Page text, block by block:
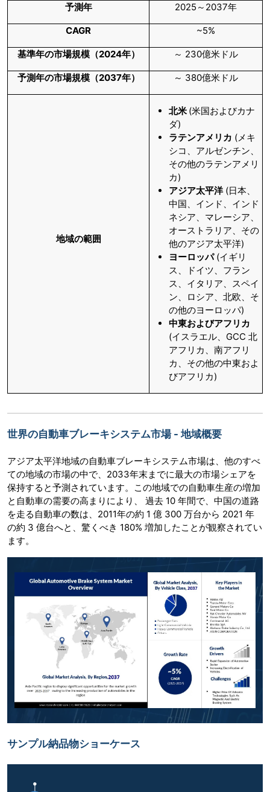
予測年 2025～2037年
CAGR ~5%
基準年の市場規模（2024年） ～ 230億米ドル
予測年の市場規模（2037年） ～ 380億米ドル
地域の範囲
北米 (米国およびカナ
ダ)
ラテンアメリカ (メキ
シコ、アルゼンチン、
その他のラテンアメリ
カ)
アジア太平洋(日本、
中国、インド、インド
ネシア、マレーシア、
オーストラリア、その
他のアジア太平洋)
ヨーロッパ(イギリ
ス、ドイツ、フラン
ス、イタリア、スペイ
ン、ロシア、北欧、そ
の他のヨーロッパ)
中東およびアフリカ
(イスラエル、GCC 北
アフリカ、南アフリ
カ、その他の中東およ
びアフリカ)
世界の自動車ブレーキシステム市場 - 地域概要
アジア太平洋地域の自動車ブレーキシステム市場は、他のすべ
ての地域の市場の中で、2033年末までに最大の市場シェアを
保持すると予測されています。この地域での自動車生産の増加
と自動車の需要の高まりにより、 過去 10 年間で、中国の道路
を走る自動車の数は、2011年の約 1 億 300 万台から 2021 年
の約 3 億台へと、驚くべき 180% 増加したことが観察されてい
ます。
サンプル納品物ショーケース